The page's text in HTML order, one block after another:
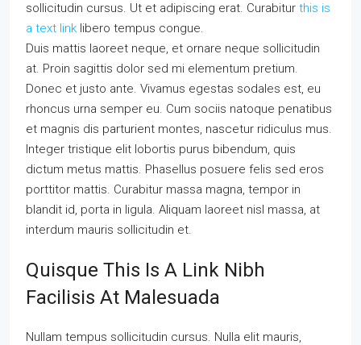
sollicitudin cursus. Ut et adipiscing erat. Curabitur this is
a text link libero tempus congue.
Duis mattis laoreet neque, et ornare neque sollicitudin
at. Proin sagittis dolor sed mi elementum pretium.
Donec et justo ante. Vivamus egestas sodales est, eu
rhoncus urna semper eu. Cum sociis natoque penatibus
et magnis dis parturient montes, nascetur ridiculus mus.
Integer tristique elit lobortis purus bibendum, quis
dictum metus mattis. Phasellus posuere felis sed eros
porttitor mattis. Curabitur massa magna, tempor in
blandit id, porta in ligula. Aliquam laoreet nisl massa, at
interdum mauris sollicitudin et.
Quisque This Is A Link Nibh
Facilisis At Malesuada
Nullam tempus sollicitudin cursus. Nulla elit mauris,